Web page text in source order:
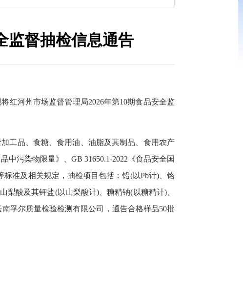
监督抽检信息通告
红河州市场监督管理局2026年第10期食品安全监
工品、食糖、食用油、油脂及其制品、食用农产
中污染物限量》、GB 31650.1-2022《食品安全国
准及相关规定，抽检项目包括：铅(以Pb计)、铬
酸及其钾盐(以山梨酸计)、糖精钠(以糖精计)、
孚尔质量检验检测有限公司，通告合格样品50批